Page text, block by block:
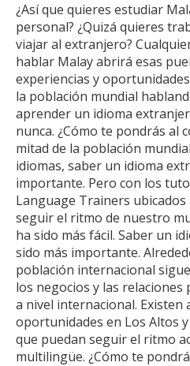
¿Así que quieres estudiar
personal? ¿Quizá quieres
viajar al extranjero?
hablar Malay abrirá esas
experiencias y
la población mundial
aprender un idioma
nunca. ¿Cómo te pondrás al
mitad de la población
idiomas, saber un idioma
importante. Pero con los
Language Trainers
seguir el ritmo de nuestro
ha sido más fácil. Saber un
sido más importante.
población internacional
los negocios y las relaciones
a nivel internacional. Existen
oportunidades en Los Altos
que puedan seguir el ritmo
multilingüe. ¿Cómo te